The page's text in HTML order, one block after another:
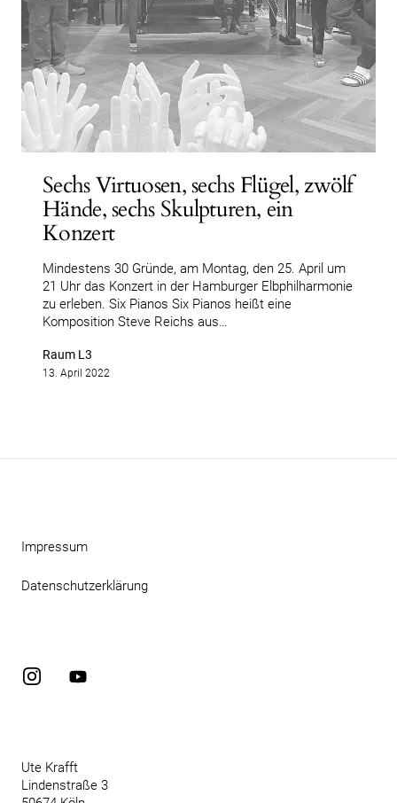
Sechs Virtuosen, sechs Flügel, zwölf
Hände, sechs Skulpturen, ein
Konzert
Mindestens 30 Gründe, am Montag, den 25. April um
21 Uhr das Konzert in der Hamburger Elbphilharmonie
zu erleben. Six Pianos Six Pianos heißt eine
Komposition Steve Reichs aus…
Raum L3
13. April 2022
Impressum
Datenschutzerklärung
InstagramYouTube
Ute Krafft
Lindenstraße 3